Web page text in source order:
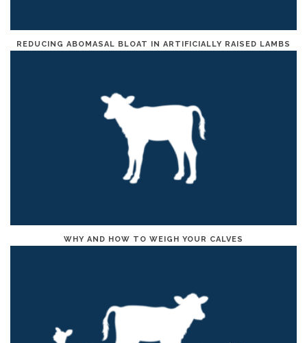
REDUCING ABOMASAL BLOAT IN ARTIFICIALLY RAISED LAMBS
WHY AND HOW TO WEIGH YOUR CALVES